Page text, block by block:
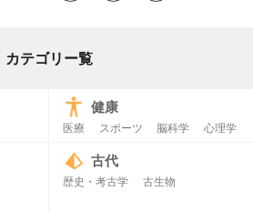
カテゴリー覧
健康
医療 スポーツ 脳科学 心理学
古代
歴史・考古学 古生物